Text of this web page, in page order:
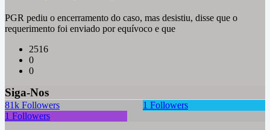
PGR pediu o encerramento do caso, mas desistiu, disse que o
requerimento foi enviado por equívoco e que
2516
0
0
Siga-Nos
81k Followers 1 Followers
1 Followers